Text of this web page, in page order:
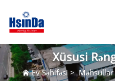
Xüsusi
Ev Səhifəsi >Məhsullar